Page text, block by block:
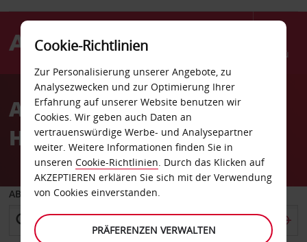
Menü
AvisAutovermietung Hilton
Head
ABHOLEN VON
Cookie-Richtlinien
Zur Personalisierung unserer Angebote, zu
Analysezwecken und zur Optimierung Ihrer
Erfahrung auf unserer Website benutzen wir
Cookies. Wir geben auch Daten an
vertrauenswürdige Werbe- und Analysepartner
weiter. Weitere Informationen finden Sie in
unseren Cookie-Richtlinien. Durch das Klicken auf
AKZEPTIEREN erklären Sie sich mit der Verwendung
von Cookies einverstanden.
PRÄFERENZEN VERWALTEN